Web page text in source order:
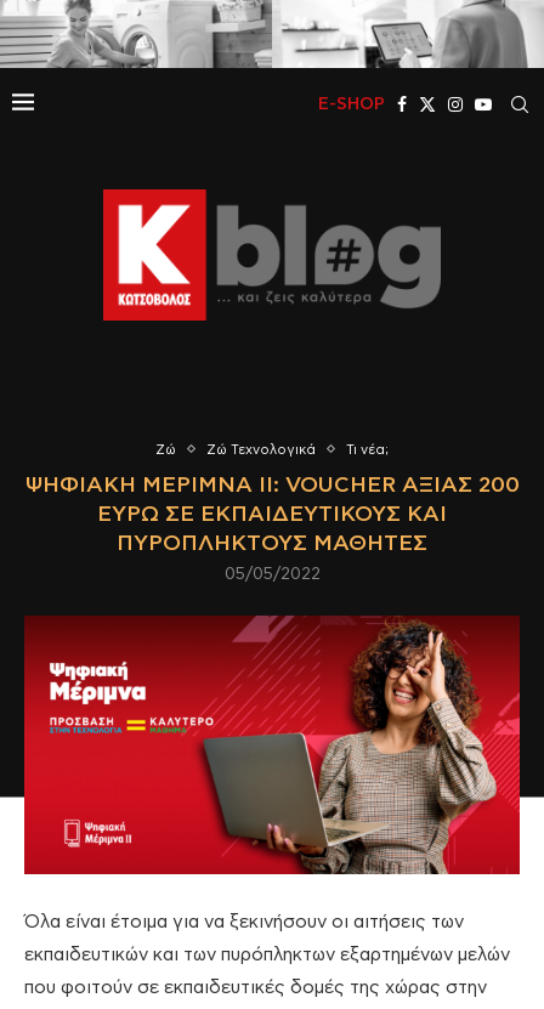
E-SHOP
Ζώ Ζώ Τεχνολογικά Τι νέα;
ΨΗΦΙΑΚΉ ΜΈΡΙΜΝΑ II: VOUCHER ΑΞΊΑΣ 200
ΕΥΡΏ ΣΕ ΕΚΠΑΙΔΕΥΤΙΚΟΎΣ ΚΑΙ
ΠΥΡΌΠΛΗΚΤΟΥΣ ΜΑΘΗΤΈΣ
05/05/2022
Όλα είναι έτοιμα για να ξεκινήσουν οι αιτήσεις των
εκπαιδευτικών και των πυρόπληκτων εξαρτημένων μελών
που φοιτούν σε εκπαιδευτικές δομές της χώρας στην